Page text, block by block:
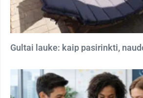
Gultai lauke: kaip pasirinkti,